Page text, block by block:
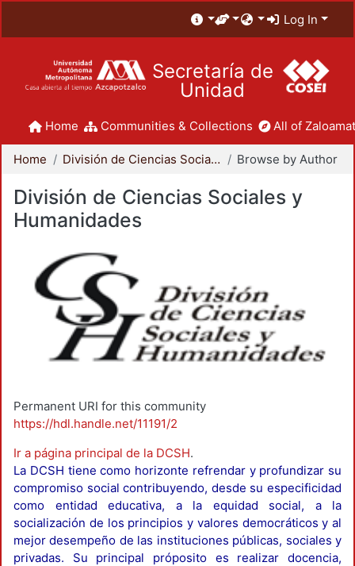
Log In
Secretaría de
Unidad
Home Communities & Collections All of
Home División de Ciencias Sociales y Humanidades Browse by Author
División de Ciencias Sociales y
Humanidades
Permanent URI for this community
https://hdl.handle.net/11191/2
Ir a página principal de la DCSH.
La DCSH tiene como horizonte refrendar y profundizar su
compromiso social contribuyendo, desde su especificidad
como entidad educativa, a la equidad social, a la
socialización de los principios y valores democráticos y al
mejor desempeño de las instituciones públicas, sociales y
privadas. Su principal próposito es realizar docencia,